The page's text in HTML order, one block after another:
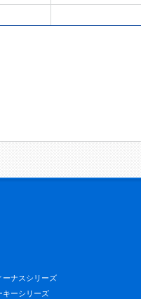
ーナスシリーズ
キーシリーズ